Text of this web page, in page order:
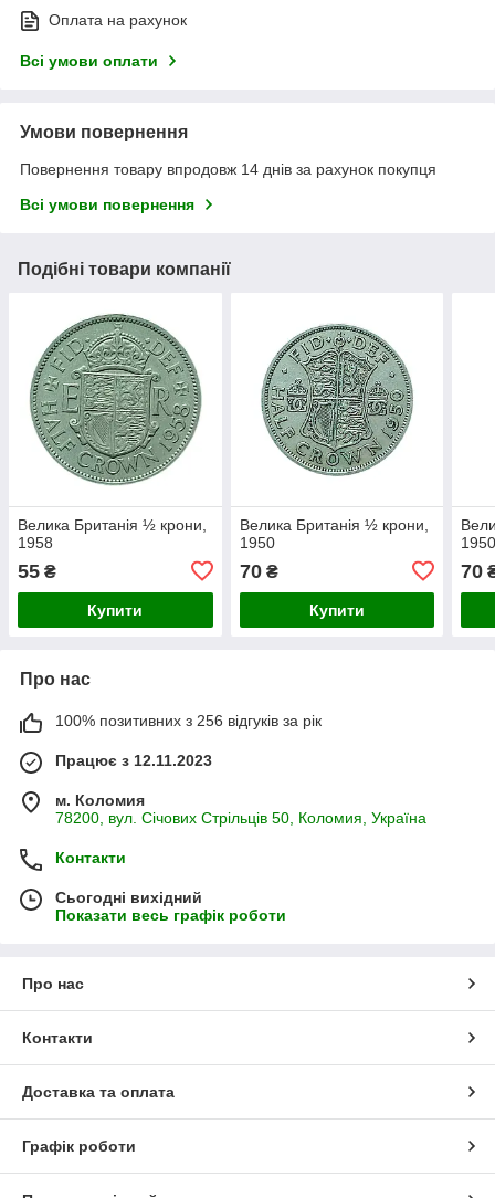
Оплата на рахунок
Всі умови оплати
Умови повернення
Повернення товару впродовж 14 днів за рахунок покупця
Всі умови повернення
Подібні товари компанії
Велика Британія ½ крони,
1958
55 ₴
Купити
Велика Британія ½ крони,
1950
70₴
Купити
70
Про нас
100% позитивних з 256 відгуків за рік
Працює з 12.11.2023
м. Коломия
78200, вул. Січових Стрільців 50, Коломия, Україна
Контакти
Сьогодні вихідний
Показати весь графік роботи
Про нас
Контакти
Доставка та оплата
Графік роботи